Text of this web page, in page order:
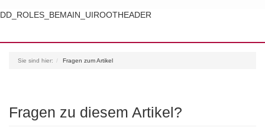
DD_ROLES_BEMAIN_UIROOTHEADER
Sie sind hier: Fragen zum Artikel
Fragen zu diesem Artikel?